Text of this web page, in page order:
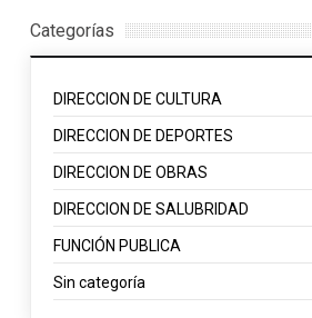
Categorías
DIRECCION DE CULTURA
DIRECCION DE DEPORTES
DIRECCION DE OBRAS
DIRECCION DE SALUBRIDAD
FUNCIÓN PUBLICA
Sin categoría